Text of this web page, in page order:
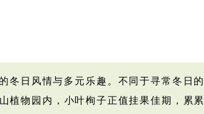
冬日风情与多元乐趣。不同于寻常冬日的
植物园内，小叶栒子正值挂果佳期，累累